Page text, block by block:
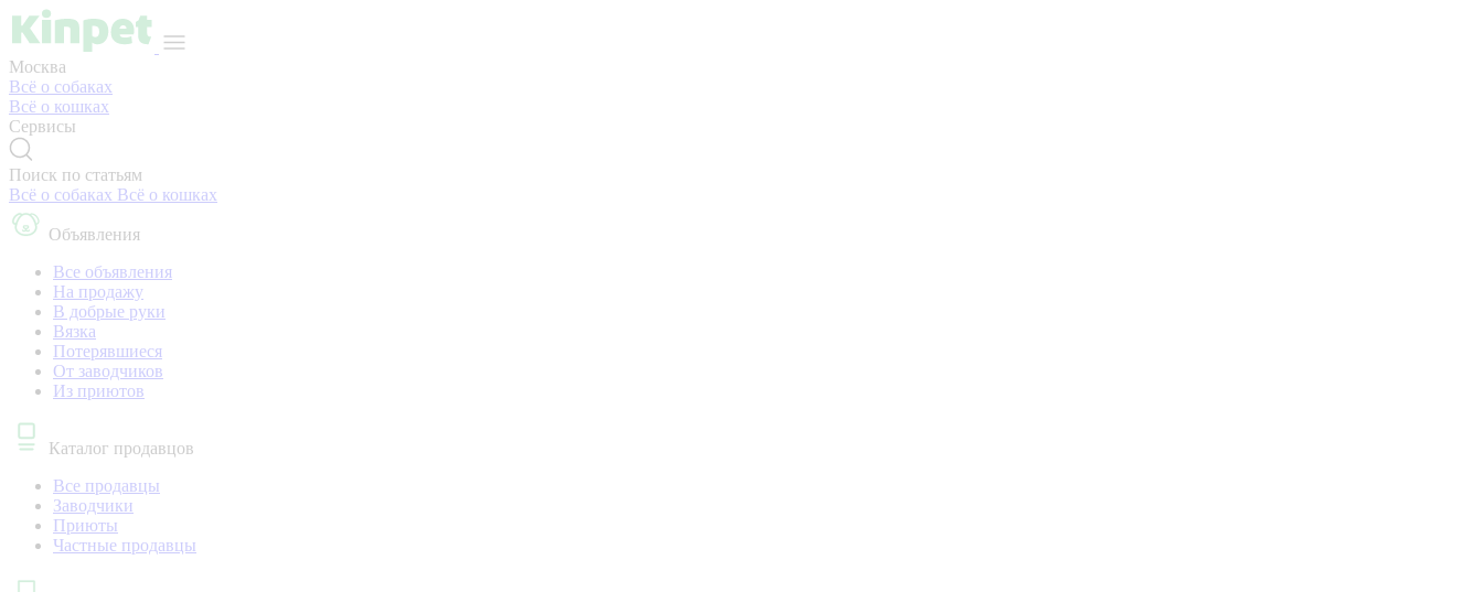
Москва
Всё о собаках
Всё о кошках
Сервисы
Поиск по статьям
Всё о собаках Всё о кошках
Объявления
Все объявления
На продажу
В добрые руки
Вязка
Потерявшиеся
От заводчиков
Из приютов
Каталог продавцов
Все продавцы
Заводчики
Приюты
Частные продавцы